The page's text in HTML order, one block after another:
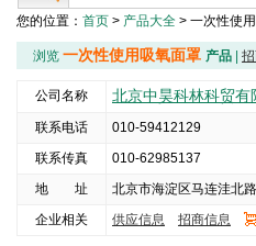
您的位置： 首页 > 产品大全 > 一次性使
浏览 一次性使用吸氧面罩 产品
公司名称 北京中昊科林科贸有
联系电话
010-59412129
联系传真
010-62985137
地 址
北京市海淀区马连洼北路
企业相关
供应信息 招商信息